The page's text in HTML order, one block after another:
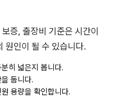
증, 출장비 기준은 시간이
원인이 될 수 있습니다.
히 넓은지 봅니다.
둡니다.
용량을 확인합니다.